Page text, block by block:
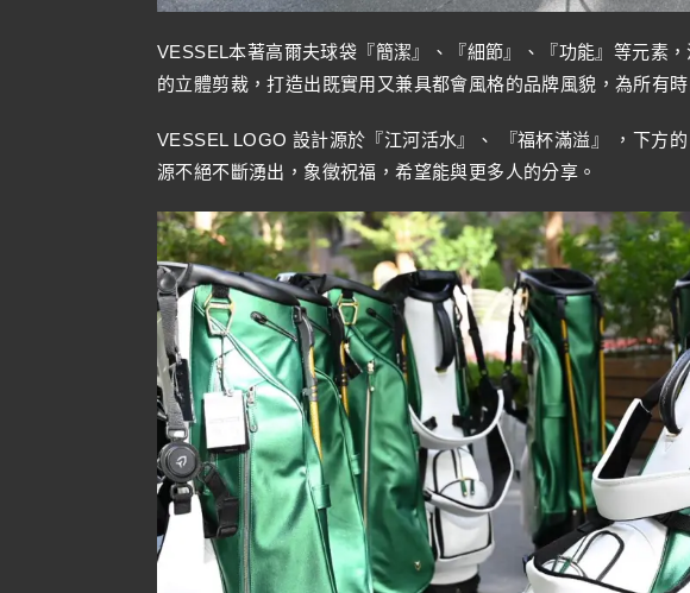
VESSEL本著高爾夫球袋『簡潔』、『細節』、『功能』等元素
的立體剪裁，打造出既實用又兼具都會風格的品牌風貌，為所有
VESSEL LOGO 設計源於『江河活水』、 『福杯滿溢』 ，下方
源不絕不斷湧出，象徵祝福，希望能與更多人的分享。